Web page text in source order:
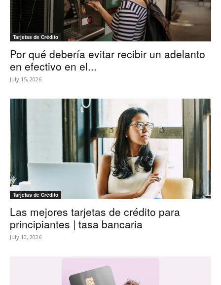
Tarjetas de Crédito
Por qué debería evitar recibir un adelanto
en efectivo en el...
July 15, 2026
Tarjetas de Crédito
Las mejores tarjetas de crédito para
principiantes | tasa bancaria
July 10, 2026